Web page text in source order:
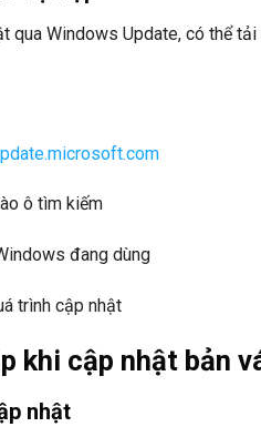
qua Windows Update, có thể
ô tìm kiếm
đang dùng
trình cập nhật
khi cập nhật bản
nhật